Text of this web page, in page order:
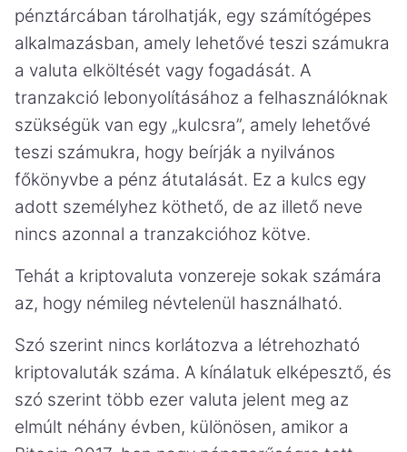
pénztárcában tárolhatják, egy számítógépes
alkalmazásban, amely lehetővé teszi számukra
a valuta elköltését vagy fogadását. A
tranzakció lebonyolításához a felhasználóknak
szükségük van egy „kulcsra”, amely lehetővé
teszi számukra, hogy beírják a nyilvános
főkönyvbe a pénz átutalását. Ez a kulcs egy
adott személyhez köthető, de az illető neve
nincs azonnal a tranzakcióhoz kötve.
Tehát a kriptovaluta vonzereje sokak számára
az, hogy némileg névtelenül használható.
Szó szerint nincs korlátozva a létrehozható
kriptovaluták száma. A kínálatuk elképesztő, és
szó szerint több ezer valuta jelent meg az
elmúlt néhány évben, különösen, amikor a